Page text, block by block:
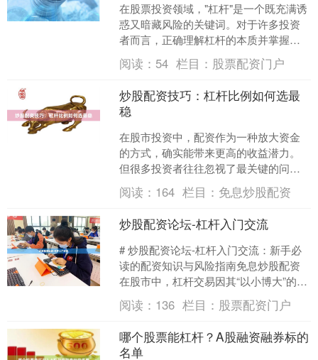
在股票投资领域，"杠杆"是一个既充满诱
惑又暗藏风险的关键词。对于许多投资
者而言，正确理解杠杆的本质并掌握其
使用方法，是迈向成熟投资的重要一
步。 ## 什么是股票....
阅读： 54 栏目： 股票配资门户
炒股配资技巧：杠杆比例如何选最
稳
在股市投资中，配资作为一种放大资金
的方式，确实能带来更高的收益潜力。
但很多投资者往往忽视了最关键的问
题：杠杆比例到底选多少才算“稳”？选高
了怕爆仓，选低了又觉得....
阅读： 164 栏目： 免息炒股配资
炒股配资论坛-杠杆入门交流
# 炒股配资论坛-杠杆入门交流：新手必
读的配资知识与风险指南免息炒股配资
在股市中，杠杆交易因其“以小博大”的特
性，吸引了众多投资者的目光。而“炒股
配资论坛-杠....
阅读： 136 栏目： 股票配资门户
哪个股票能杠杆？A股融资融券标的
名单